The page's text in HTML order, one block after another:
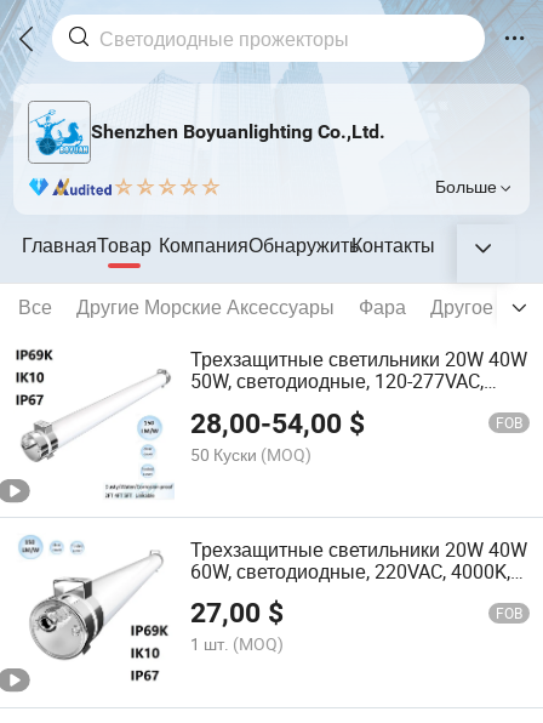
Shenzhen Boyuanlighting Co.,Ltd.
Больше
ГлавнаяТовар КомпанияОбнаружитьКонтакты
Все Другие Морские Аксессуары Фара
Другое
Трехзащитные светильники 20W 40W
50W, светодиодные, 120-277VAC,
морских судов
28,00-54,00 $ FOB
50 Куски (MOQ)
Трехзащитные светильники 20W 40W
60W, светодиодные, 220VAC, 4000K,
IP69K, освещение для морских судов
27,00 $ FOB
1 шт. (MOQ)